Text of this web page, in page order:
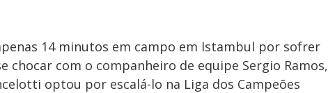
14 minutos em campo em Istambul por sofrer
chocar com o companheiro de equipe Sergio Ramos,
optou por escalá-lo na Liga dos Campeões